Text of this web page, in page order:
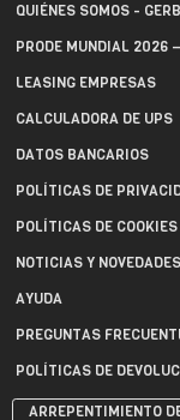
QUIÉNES SOMOS -
PRODE MUNDIAL 2026
LEASING EMPRESAS
CALCULADORA DE UPS
DATOS BANCARIOS
POLÍTICAS DE
POLÍTICAS DE COOKIES
NOTICIAS Y NOVEDADES
AYUDA
PREGUNTAS
POLÍTICAS DE
ARREPENTIMIENTO